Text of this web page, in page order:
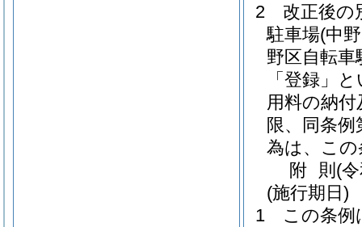
2
改正後の
駐車場(中
野区自転
「登録」
用料の納
限、同条
為は、こ
附 則 (
(施行期日)
1
この条例